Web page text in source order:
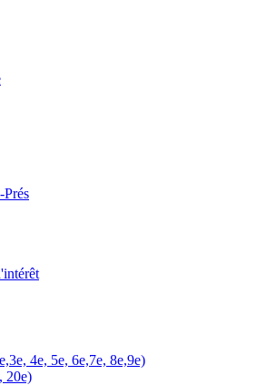
Prés
4e, 5e, 6e,7e, 8e,9e)
20e)